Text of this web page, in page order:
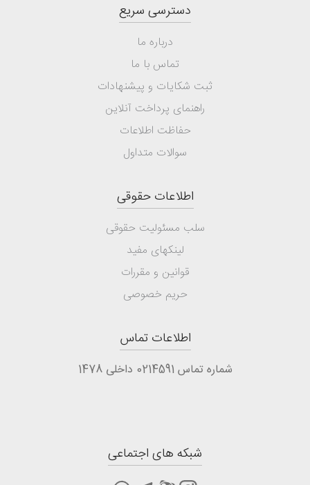
دسترسی سریع
درباره ما
تماس با ما
ثبت شکایات و پیشنهادات
راهنمای پرداخت آنلاین
حفاظت اطلاعات
سوالات متداول
اطلاعات حقوقی
سلب مسئولیت حقوقی
لینکهای مفید
قوانین و مقررات
حریم خصوصی
اطلاعات تماس
شماره تماس 0214591 داخلی 1478
شبکه های اجتماعی